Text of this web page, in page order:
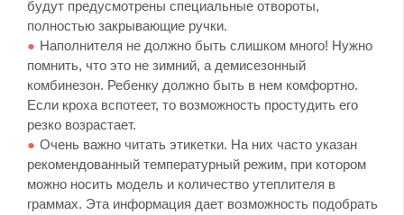
будут предусмотрены специальные отвороты,
полностью закрывающие ручки.
Наполнителя не должно быть слишком много! Нужно
помнить, что это не зимний, а демисезонный
комбинезон. Ребенку должно быть в нем комфортно.
Если кроха вспотеет, то возможность простудить его
резко возрастает.
Очень важно читать этикетки. На них часто указан
рекомендованный температурный режим, при котором
можно носить модель и количество утеплителя в
граммах. Эта информация дает возможность подобрать